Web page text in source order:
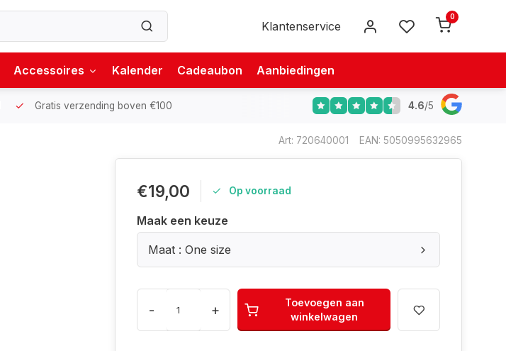
Klantenservice
0
Accessoires Kalender Cadeaubon Aanbiedingen
Gratis verzending boven €100 4.6/5
Art: 720640001 EAN: 5050995632965
€19,00 Op voorraad
Maak een keuze
Maat : One size
- +
Toevoegen aan
winkelwagen